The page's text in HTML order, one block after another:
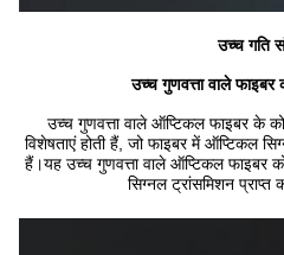
उच्च गति
उच्च गुणवत्ता वाले फाइबर
उच्च गुणवत्ता वाले ऑप्टिकल फाइबर के
विशेषताएं होती हैं, जो फाइबर में ऑप्टिकल
हैं।यह उच्च गुणवत्ता वाले ऑप्टिकल फाइबर
सिग्नल ट्रांसमिशन प्राप्त